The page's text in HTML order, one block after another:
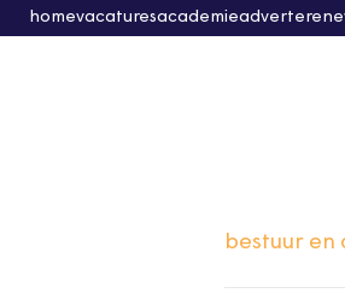
homevacaturesacademieadverteren
bestuur en